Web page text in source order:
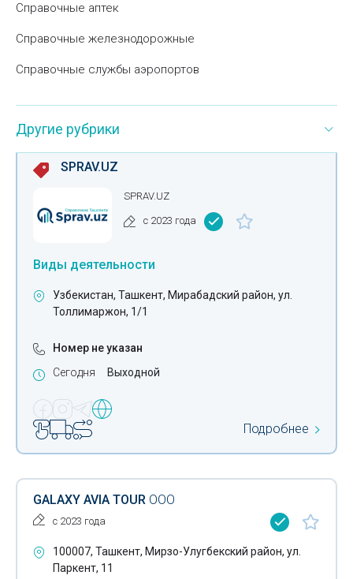
Справочные аптек
Справочные железнодорожные
Справочные службы аэропортов
Другие рубрики
SPRAV.UZ
SPRAV.UZ
с 2023 года
Виды деятельности
Узбекистан, Ташкент, Мирабадский район, ул.
Толлимаржон, 1/1
Номер не указан
Сегодня
Выходной
Подробнее
GALAXY AVIA TOUR ООО
с 2023 года
100007, Ташкент, Мирзо-Улугбекский район, ул.
Паркент, 11